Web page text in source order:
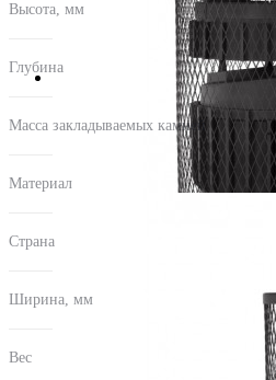
Высота, мм 900
Глубина
Масса закладываемых камней
Материал
Страна
Ширина, мм 620
Вес